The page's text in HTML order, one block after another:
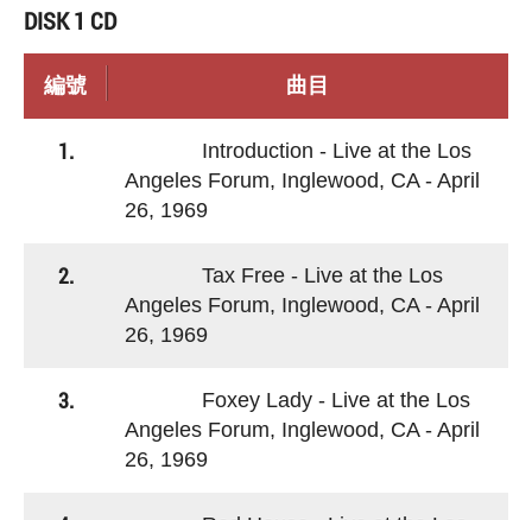
DISK 1 CD
編號 曲目
1.
Introduction - Live at the Los
Angeles Forum, Inglewood, CA - April
26, 1969
2.
Tax Free - Live at the Los
Angeles Forum, Inglewood, CA - April
26, 1969
3.
Foxey Lady - Live at the Los
Angeles Forum, Inglewood, CA - April
26, 1969